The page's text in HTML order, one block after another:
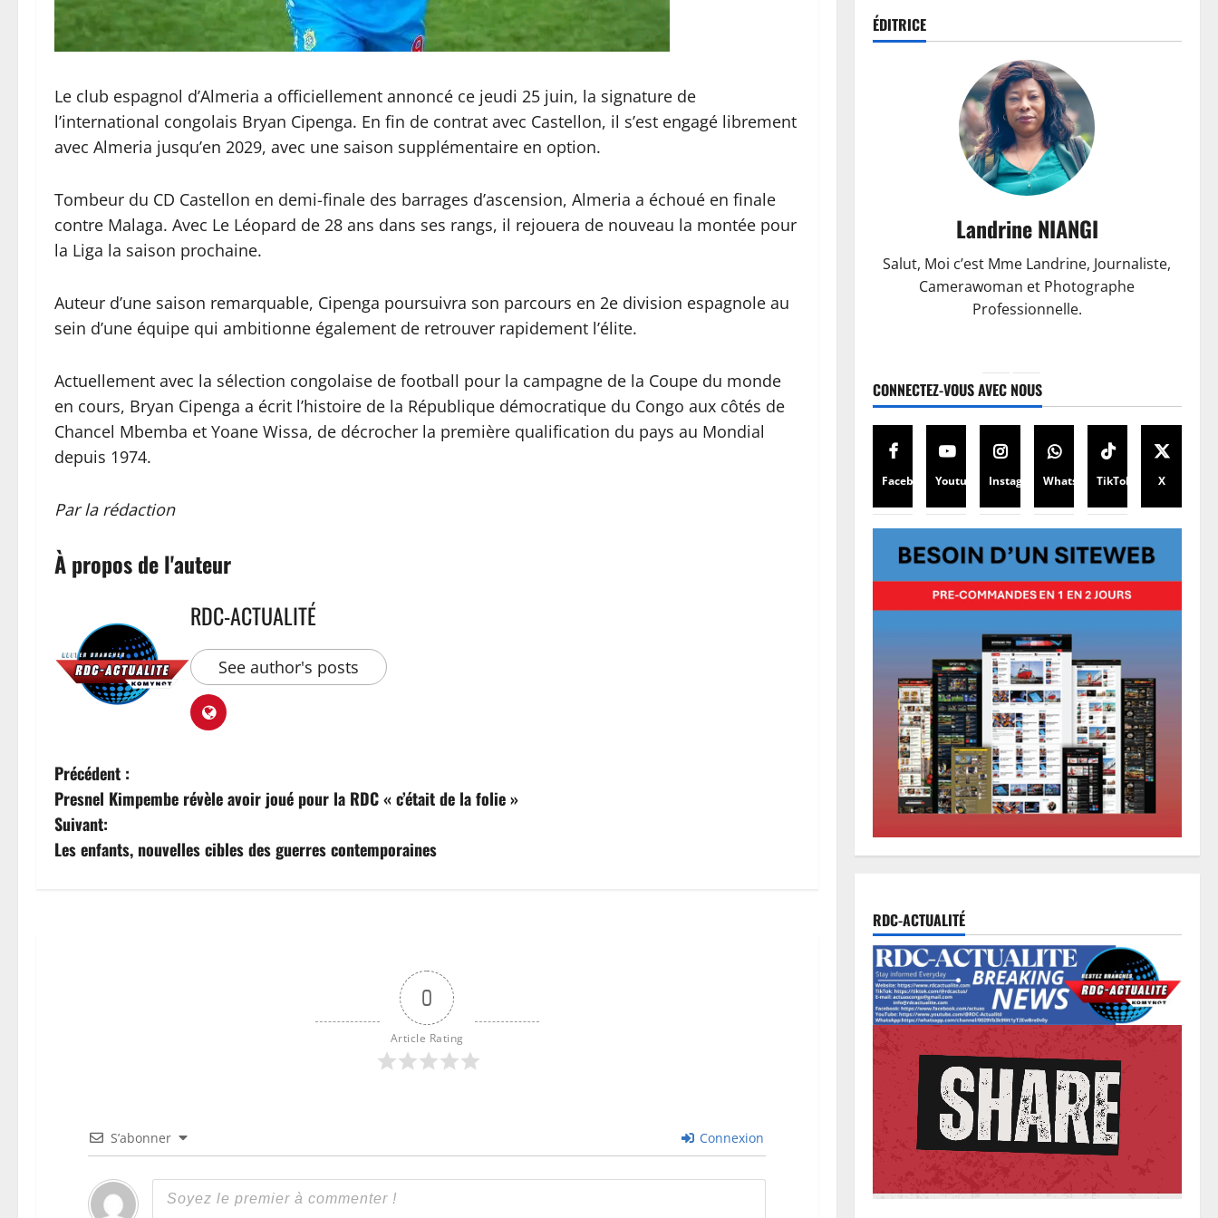
Le club espagnol d’Almeria a officiellement annoncé ce jeudi 25 juin, la signature de
l’international congolais Bryan Cipenga. En fin de contrat avec Castellon, il s’est engagé librement
avec Almeria jusqu’en 2029, avec une saison supplémentaire en option.
Tombeur du CD Castellon en demi-finale des barrages d’ascension, Almeria a échoué en finale
contre Malaga. Avec Le Léopard de 28 ans dans ses rangs, il rejouera de nouveau la montée pour
la Liga la saison prochaine.
Auteur d’une saison remarquable, Cipenga poursuivra son parcours en 2e division espagnole au
sein d’une équipe qui ambitionne également de retrouver rapidement l’élite.
Actuellement avec la sélection congolaise de football pour la campagne de la Coupe du monde
en cours, Bryan Cipenga a écrit l’histoire de la République démocratique du Congo aux côtés de
Chancel Mbemba et Yoane Wissa, de décrocher la première qualification du pays au Mondial
depuis 1974.
Par la rédaction
À propos de l'auteur
RDC-ACTUALITÉ
See author's posts
Précédent :
Presnel Kimpembe révèle avoir joué pour la RDC « c’était de la folie »
Suivant:
Les enfants, nouvelles cibles des guerres contemporaines
0
Article Rating
S’abonner Connexion
ÉDITRICE
Landrine NIANGI
Salut, Moi c’est Mme Landrine, Journaliste,
Camerawoman et Photographe
Professionnelle.
CONNECTEZ-VOUS AVEC NOUS
Facebook Youtube InstagramWhatsAppTikTok X
RDC-ACTUALITÉ
2
Justice Guerre
Cour Internationale de Justice :
la RDC a jusqu’au 4 octobre 2027
pour déposer son mémoire
contre le Rwanda
6 août 2026 0
3
Football
Santé
Ebola en RDC : autour de Félix
Tshisekedi, l’OMS et Africa CDC
tentent de réorganiser la riposte
Province
Bas-Uélé : le Gouverneur Mike-
David Mokeni renforce l’action
des chefs coutumiers avec une